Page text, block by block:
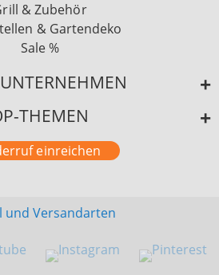
& Zubehör
& Gartendeko
Sale %
THEMEN
einreichen